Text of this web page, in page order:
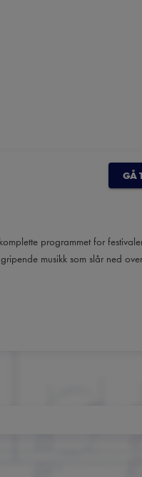
GÅ
programmet for
musikk som slår ned